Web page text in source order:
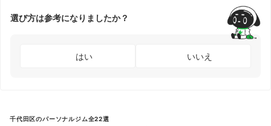
選び方は参考になりましたか？
はい いいえ
千代田区のパーソナルジム全22選